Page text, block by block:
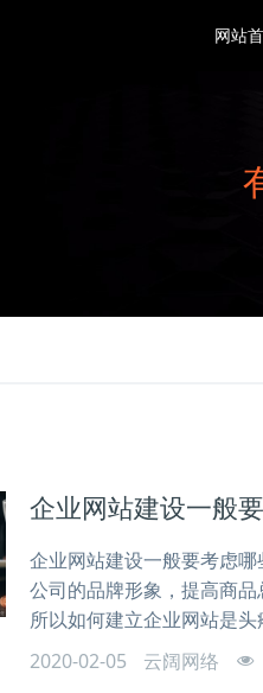
网站
企业网站建设一般
企业网站建设一般要考虑
公司的品牌形象，提高商
所以如何建立企业网站是头
2020-02-05
云阔网络